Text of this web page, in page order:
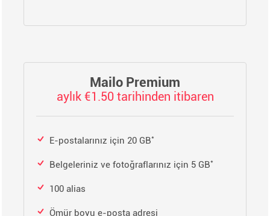
Mailo Premium
aylık €1.50 tarihinden itibaren
E-postalarınız için 20 GB*
Belgeleriniz ve fotoğraflarınız için 5 GB*
100 alias
Ömür boyu e-posta adresi